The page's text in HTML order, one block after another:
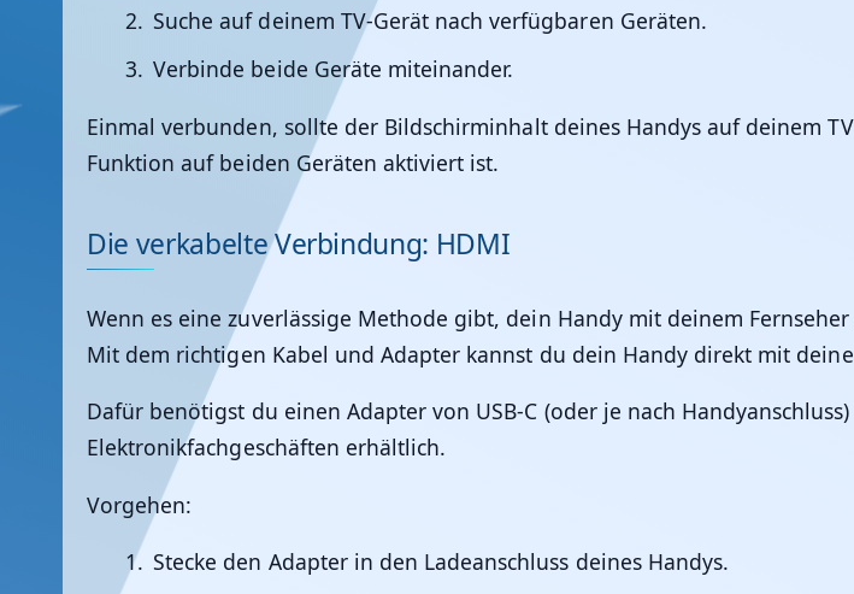
Suche auf deinem TV-Gerät nach verfügbaren Geräten.
Verbinde beide Geräte miteinander.
Einmal verbunden, sollte der Bildschirminhalt deines Handys auf deinem
Funktion auf beiden Geräten aktiviert ist.
Die verkabelte Verbindung: HDMI
Wenn es eine zuverlässige Methode gibt, dein Handy mit deinem
Mit dem richtigen Kabel und Adapter kannst du dein Handy direkt mit
Dafür benötigst du einen Adapter von USB-C (oder je nach
Elektronikfachgeschäften erhältlich.
Vorgehen:
Stecke den Adapter in den Ladeanschluss deines Handys.